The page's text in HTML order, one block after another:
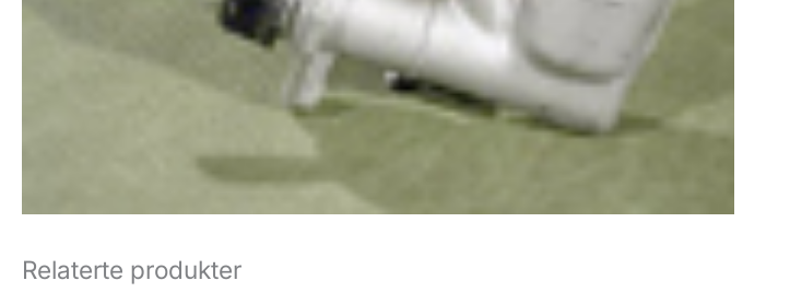
Relaterte produkter